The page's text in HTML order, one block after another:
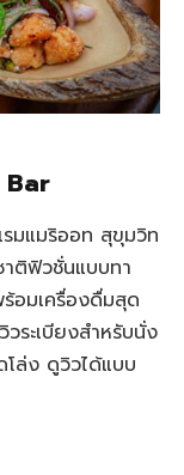
มแมริออท สุขุมวิท
ติฟิวชั่นแบบทา
อมเครื่องดื่มสุด
ระเบียงสำหรับนั่ง
ล่ง ดูวิวได้แบบ